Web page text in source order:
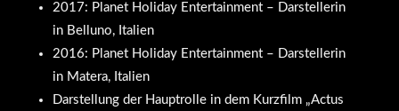
2017: Planet Holiday Entertainment – Darstellerin
in Belluno, Italien
2016: Planet Holiday Entertainment – Darstellerin
in Matera, Italien
Darstellung der Hauptrolle in dem Kurzfilm „Actus